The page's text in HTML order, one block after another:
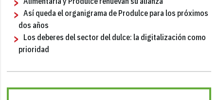
Así queda el organigrama de Produlce para los próximos
dos años
Los deberes del sector del dulce: la digitalización como
prioridad